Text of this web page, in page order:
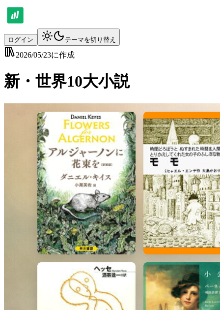
ログイン テーマを切り替え
2026/05/23に作成
新・世界10大小説